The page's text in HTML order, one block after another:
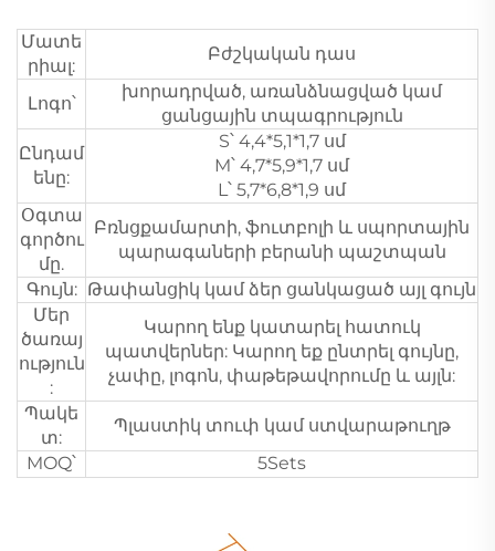
Մատե
րիալ:
Բժշկական դաս
Լոգո՝
խորադրված, առանձնացված կամ
ցանցային տպագրություն
Ընդամ
ենը:
S՝ 4,4*5,1*1,7 սմ
M՝ 4,7*5,9*1,7 սմ
L՝ 5,7*6,8*1,9 սմ
Օգտա
գործու
մը.
Բռնցքամարտի, ֆուտբոլի և սպորտային
պարագաների բերանի պաշտպան
Գույն: Թափանցիկ կամ ձեր ցանկացած այլ գույն
Մեր
ծառայ
ություն
:
Կարող ենք կատարել հատուկ
պատվերներ: Կարող եք ընտրել գույնը,
չափը, լոգոն, փաթեթավորումը և այլն:
Պակե
տ:
Պլաստիկ տուփ կամ ստվարաթուղթ
MOQ՝
5Sets